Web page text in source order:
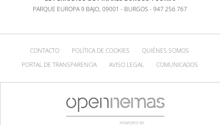
PARQUE EUROPA 9 BAJO, 09001 - BURGOS - 947 256 767
CONTACTO POLÍTICA DE COOKIES
QUIÉNES SOMOS
PORTAL DE TRANSPARENCIA
AVISO LEGAL COMUNICADOS